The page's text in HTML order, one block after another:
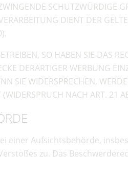
SCHUTZWÜRDIGE
DIENT DER
SO HABEN SIE DAS
DERARTIGER WERBUNG
SIE WIDERSPRECHEN,
NACH ART. 21
einer Aufsichtsbehörde,
zu. Das